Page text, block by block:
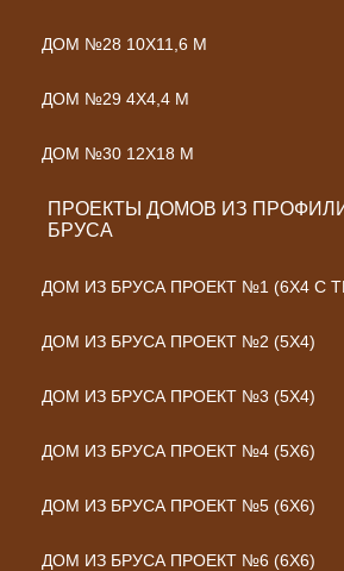
ДОМ №28 10Х11,6 М
ДОМ №29 4Х4,4 М
ДОМ №30 12Х18 М
ПРОЕКТЫ ДОМОВ ИЗ
БРУСА
ДОМ ИЗ БРУСА ПРОЕКТ №1 (6Х4 С
ДОМ ИЗ БРУСА ПРОЕКТ №2 (5Х4)
ДОМ ИЗ БРУСА ПРОЕКТ №3 (5Х4)
ДОМ ИЗ БРУСА ПРОЕКТ №4 (5Х6)
ДОМ ИЗ БРУСА ПРОЕКТ №5 (6Х6)
ДОМ ИЗ БРУСА ПРОЕКТ №6 (6Х6)